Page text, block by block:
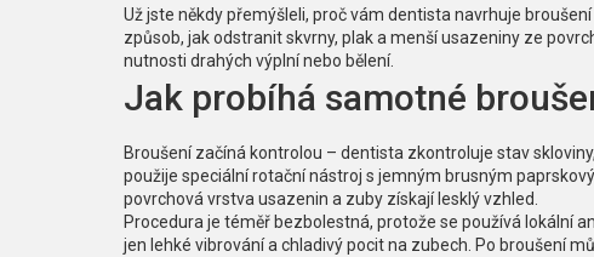
Už jste někdy přemýšleli, proč vám dentista navrhuje
způsob, jak odstranit skvrny, plak a menší usazeniny ze
nutnosti drahých výplní nebo bělení.
Jak probíhá samotné
Broušení začíná kontrolou – dentista zkontroluje stav
použije speciální rotační nástroj s jemným brusným
povrchová vrstva usazenin a zuby získají lesklý vzhled.
Procedura je téměř bezbolestná, protože se používá lokální
jen lehké vibrování a chladivý pocit na zubech. Po broušení